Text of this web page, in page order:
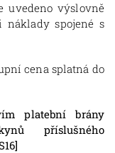
uvedeno výslovně
spojené s
cena splatná do
platební brány
příslušného